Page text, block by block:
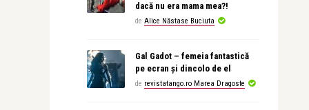
dacă nu era mama mea?!
de Alice Năstase Buciuta
Gal Gadot – femeia fantastică
pe ecran și dincolo de el
de revistatango.ro Marea Dragoste